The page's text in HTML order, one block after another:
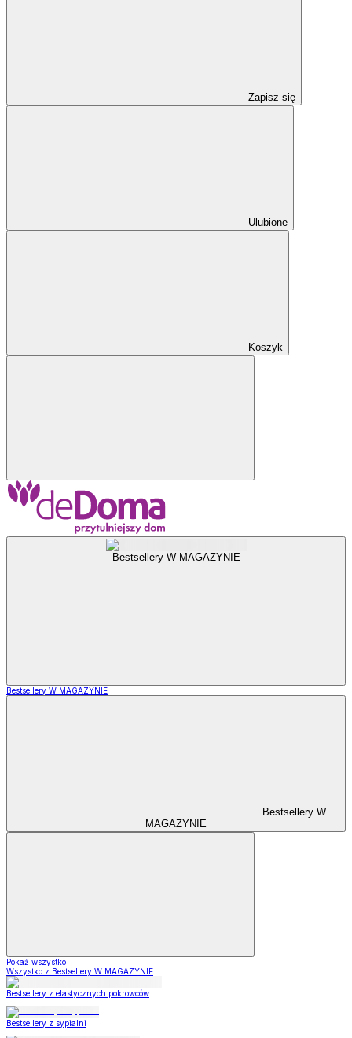
Zapisz się
Ulubione
Koszyk
Bestsellery W MAGAZYNIE
Bestsellery W MAGAZYNIE
Bestsellery W
MAGAZYNIE
Pokaż wszystko
Wszystko z Bestsellery W MAGAZYNIE
Bestsellery z elastycznych pokrowców
Bestsellery z sypialni